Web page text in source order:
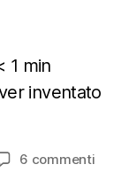
1 min
inventato
6 commentisu